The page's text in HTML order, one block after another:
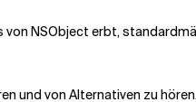
NSObject erbt,
und von Alternativen zu